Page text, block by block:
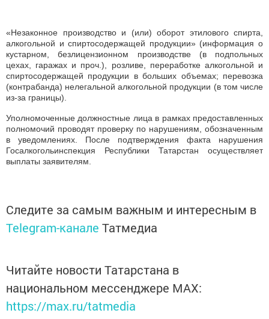
«Незаконное производство и (или) оборот этилового спирта,
алкогольной и спиртосодержащей продукции» (информация о
кустарном, безлицензионном производстве (в подпольных
цехах, гаражах и проч.), розливе, переработке алкогольной и
спиртосодержащей продукции в больших объемах; перевозка
(контрабанда) нелегальной алкогольной продукции (в том числе
из-за границы).
Уполномоченные должностные лица в рамках предоставленных
полномочий проводят проверку по нарушениям, обозначенным
в уведомлениях. После подтверждения факта нарушения
Госалкогольинспекция Республики Татарстан осуществляет
выплаты заявителям.
Следите за самым важным и интересным в
Telegram-канале Татмедиа
Читайте новости Татарстана в
национальном мессенджере MАХ:
https://max.ru/tatmedia